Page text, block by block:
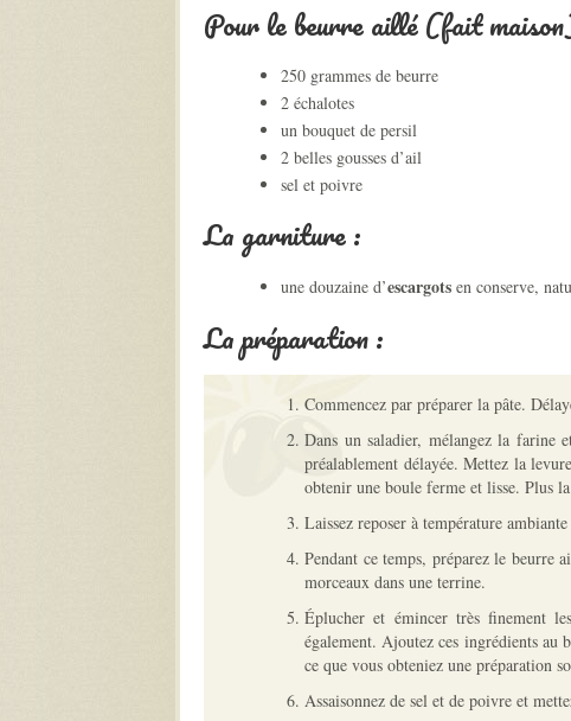
Pour le beurre aillé (fait
250 grammes de beurre
2 échalotes
un bouquet de persil
2 belles gousses d’ail
sel et poivre
La garniture :
une douzaine d’escargots en conserve,
La préparation :
Commencez par préparer la pâte.
Dans un saladier, mélangez la
préalablement délayée. Mettez la
obtenir une boule ferme et lisse. Plus
Laissez reposer à température
Pendant ce temps, préparez le beurre
morceaux dans une terrine.
Éplucher et émincer très finement
également. Ajoutez ces ingrédients au
ce que vous obteniez une préparation
Assaisonnez de sel et de poivre et